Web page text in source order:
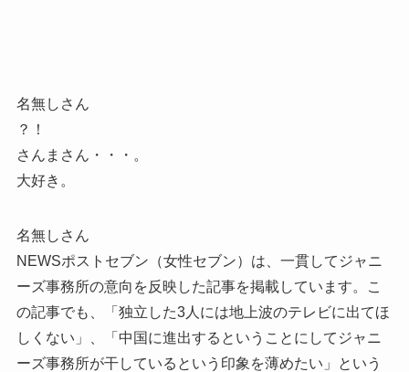
名無しさん
？！
さんまさん・・・。
大好き。
名無しさん
NEWSポストセブン（女性セブン）は、一貫してジャニ
ーズ事務所の意向を反映した記事を掲載しています。こ
の記事でも、「独立した3人には地上波のテレビに出てほ
しくない」、「中国に進出するということにしてジャニ
ーズ事務所が干しているという印象を薄めたい」という